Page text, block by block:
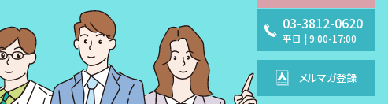
03-3812-0620
平日 |9:00-17:00
メルマガ登録